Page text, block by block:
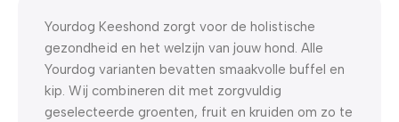
Yourdog Keeshond zorgt voor de holistische
gezondheid en het welzijn van jouw hond. Alle
Yourdog varianten bevatten smaakvolle buffel en
kip. Wij combineren dit met zorgvuldig
geselecteerde groenten, fruit en kruiden om zo te